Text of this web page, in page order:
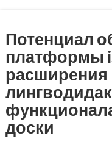
Потенциал
платформы
расширения
доски